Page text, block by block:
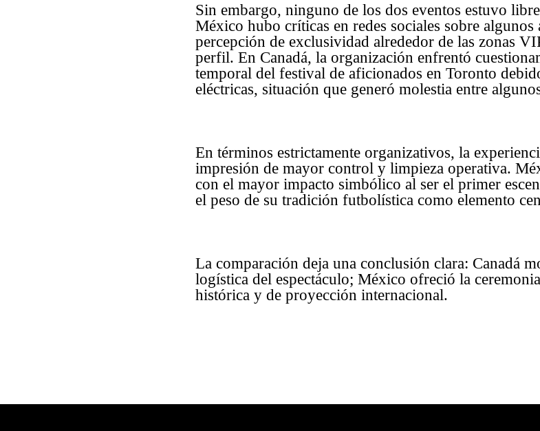
Sin embargo, ninguno de los dos eventos estuvo
México hubo críticas en redes sociales sobre algunos
percepción de exclusividad alrededor de las zonas
perfil. En Canadá, la organización enfrentó
temporal del festival de aficionados en Toronto
eléctricas, situación que generó molestia entre
En términos estrictamente organizativos, la
impresión de mayor control y limpieza operativa.
con el mayor impacto simbólico al ser el primer
el peso de su tradición futbolística como elemento
La comparación deja una conclusión clara: Canadá
logística del espectáculo; México ofreció la
histórica y de proyección internacional.